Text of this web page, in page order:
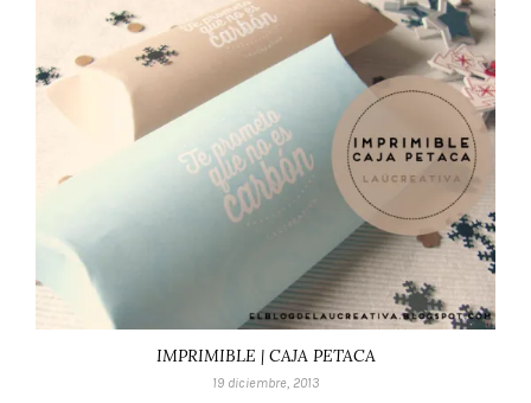
IMPRIMIBLE | CAJA PETACA
19 diciembre, 2013